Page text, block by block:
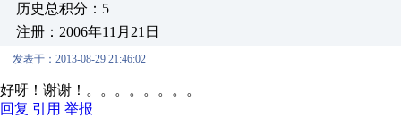
历史总积分：5
注册：2006年11月21日
发表于：2013-08-29 21:46:02
好呀！谢谢！。。。。。。。。
回复 引用 举报